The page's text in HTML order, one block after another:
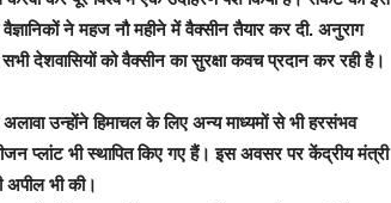
ने महज नौ महीने में वैक्सीन तैयार कर दी. अनुराग
देशवासियों को वैक्सीन का सुरक्षा कवच प्रदान कर रही है।
उन्होंने हिमाचल के लिए अन्य माध्यमों से भी हरसंभव
प्लांट भी स्थापित किए गए हैं। इस अवसर पर केंद्रीय मंत्री
अपील भी की।